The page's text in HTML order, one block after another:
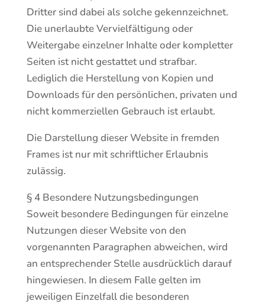
Dritter sind dabei als solche gekennzeichnet.
Die unerlaubte Vervielfältigung oder
Weitergabe einzelner Inhalte oder kompletter
Seiten ist nicht gestattet und strafbar.
Lediglich die Herstellung von Kopien und
Downloads für den persönlichen, privaten und
nicht kommerziellen Gebrauch ist erlaubt.
Die Darstellung dieser Website in fremden
Frames ist nur mit schriftlicher Erlaubnis
zulässig.
§ 4 Besondere Nutzungsbedingungen
Soweit besondere Bedingungen für einzelne
Nutzungen dieser Website von den
vorgenannten Paragraphen abweichen, wird
an entsprechender Stelle ausdrücklich darauf
hingewiesen. In diesem Falle gelten im
jeweiligen Einzelfall die besonderen